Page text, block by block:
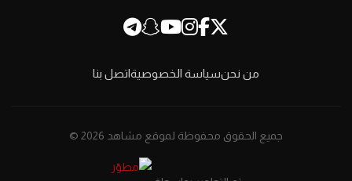
من نحنسياسة الخصوصيةاتصل بنا
جميع الحقوق محفوظة لموقع مشاهد 2026 ©